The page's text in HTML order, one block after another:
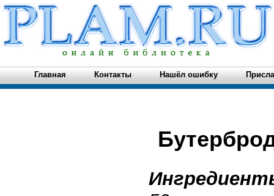
Главная Контакты Нашёл ошибку